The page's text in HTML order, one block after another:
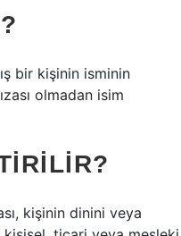
bir kişinin isminin
olmadan isim
kişinin dinini veya